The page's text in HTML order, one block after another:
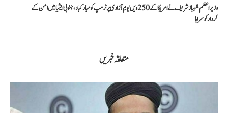
وزیراعظم شہباز شریف نے امریکا کے 250ویں یومِ آزادی پر ٹرمپ کو مبارکباد، جنوبی ایشیا میں امن کے
کردار کو سراہا
متعلقہ خبریں